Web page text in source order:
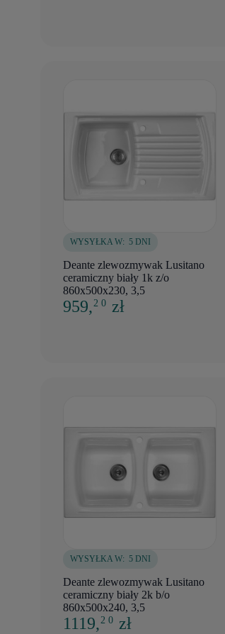
WYSYŁKA W: 5 DNI
Deante zlewozmywak Lusitano
ceramiczny biały 1k z/o
860x500x230, 3,5
959,2 0 zł
WYSYŁKA W: 5 DNI
Deante zlewozmywak Lusitano
ceramiczny biały 2k b/o
860x500x240, 3,5
1119,2 0 zł